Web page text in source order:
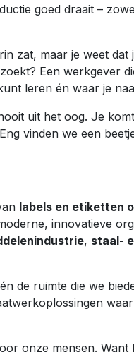
goed draait –
zat, maar je weet dat
Een werkgever
leren én waar je
uit het oog. Je
vinden we een
labels en etiketten
innovatieve
, staal-
de ruimte die we
onze mensen. Want